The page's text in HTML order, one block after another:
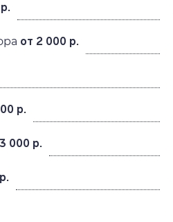
от 2 000 р.
р.
000 р.